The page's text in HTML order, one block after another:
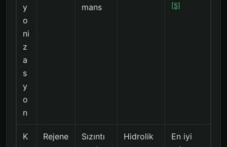
y
o
ni
z
a
s
y
o
n
mans
[5]
K
Rejene
Sızıntı
Hidrolik
En iyi